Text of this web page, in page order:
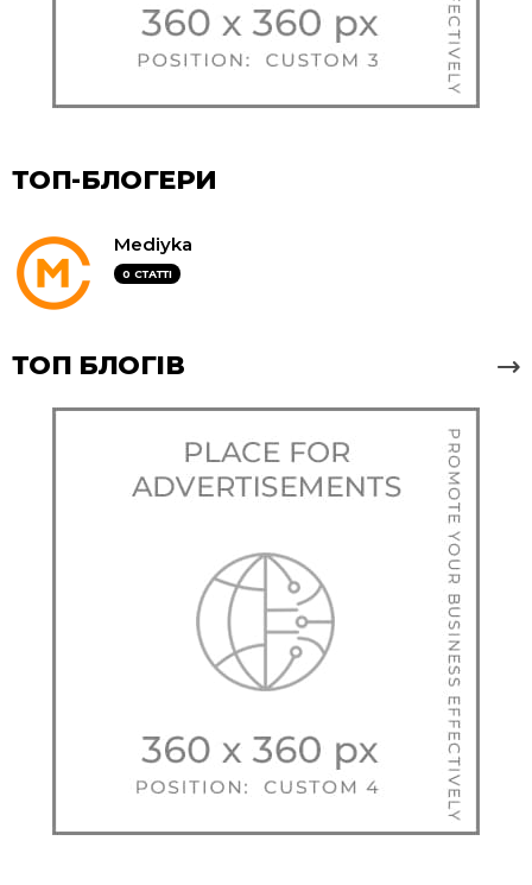
ТОП-БЛОГЕРИ
Mediyka
0 СТАТТІ
ТОП БЛОГІВ